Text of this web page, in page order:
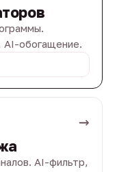
обогащение.
→
AI-фильтр,